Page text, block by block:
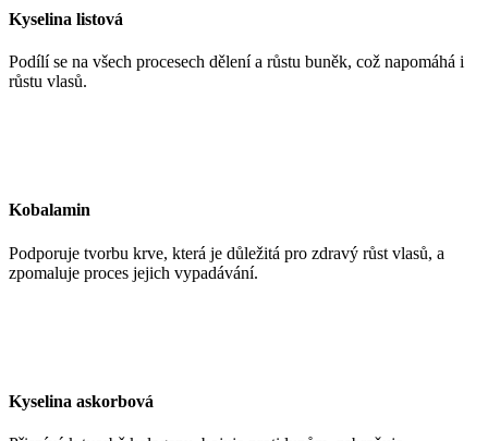
Kyselina listová
Podílí se na všech procesech dělení a růstu buněk, což napomáhá i
růstu vlasů.
Kobalamin
Podporuje tvorbu krve, která je důležitá pro zdravý růst vlasů, a
zpomaluje proces jejich vypadávání.
Kyselina askorbová